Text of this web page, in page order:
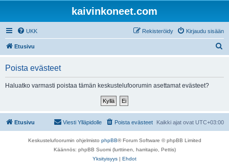
kaivinkoneet.com
UKK Kirjaudu sisään
Rekisteröidy
Etusivu
Poista evästeet
Haluatko varmasti poistaa tämän keskustelufoorumin asettamat evästeet?
Etusivu Kaikki ajat ovat UTC+03:00
Poista evästeet
Viesti Ylläpidolle
Keskustelufoorumin ohjelmisto phpBB® Forum Software © phpBB Limited
Käännös: phpBB Suomi (lurttinen, harritapio, Pettis)
Yksityisyys | Ehdot